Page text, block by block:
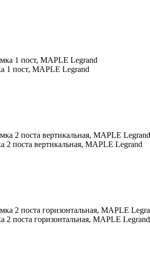
1 пост, MAPLE Legrand
2 поста вертикальная, MAPLE Legrand
2 поста горизонтальная, MAPLE Legrand